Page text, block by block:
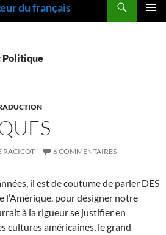
du français
Politique
RACICOT 6 COMMENTAIRES
il est de coutume de parler DES
l’Amérique, pour désigner notre
à la rigueur se justifier en
cultures américaines, le grand